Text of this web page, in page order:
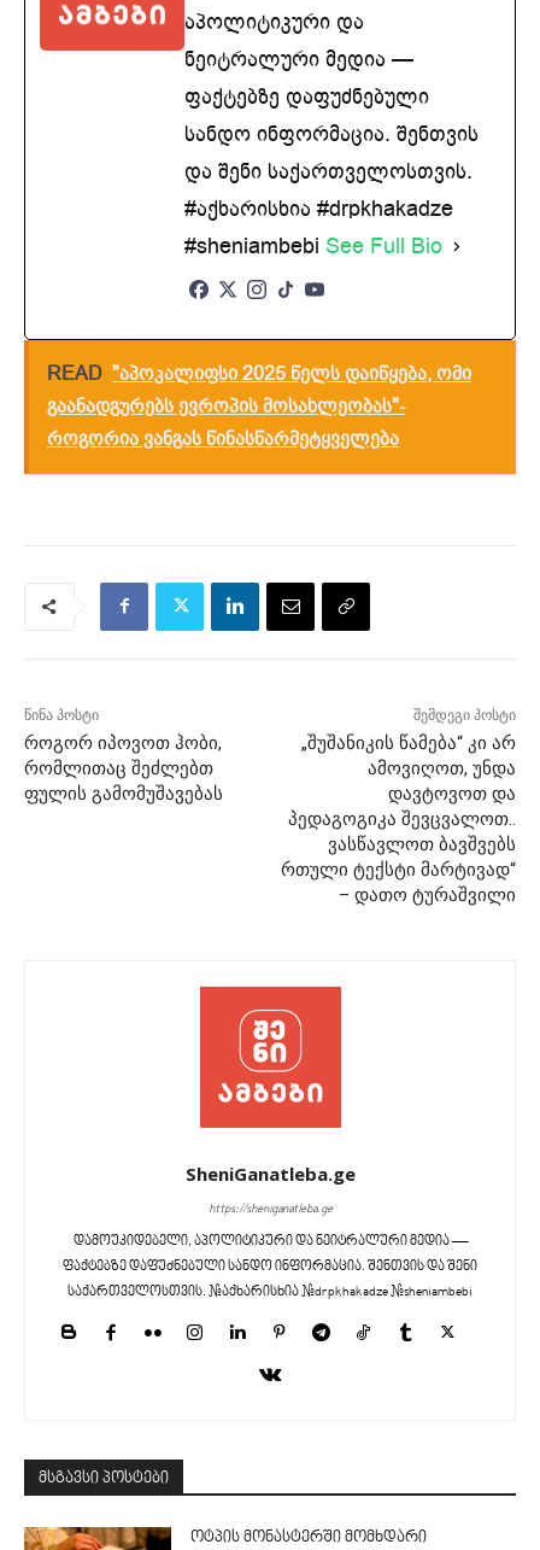
აპოლიტიკური და
ნეიტრალური მედია —
ფაქტებზე დაფუძნებული
სანდო ინფორმაცია. შენთვის
და შენი საქართველოსთვის.
#აქხარისხია #drpkhakadze
#sheniambebi See Full Bio
READ "აპოკალიფსი 2025 წელს დაიწყება, ომი
გაანადგურებს ევროპის მოსახლეობას"-
როგორია ვანგას წინასწარმეტყველება
წინა პოსტი
როგორ იპოვოთ ჰობი,
რომლითაც შეძლებთ
ფულის გამომუშავებას
შემდეგი პოსტი
„შუშანიკის წამება“ კი არ
ამოვიღოთ, უნდა
დავტოვოთ და
პედაგოგიკა შევცვალოთ..
ვასწავლოთ ბავშვებს
რთული ტექსტი მარტივად“
– დათო ტურაშვილი
SheniGanatleba.ge
https://sheniganatleba.ge
დამოუკიდებელი, აპოლიტიკური და ნეიტრალური მედია —
ფაქტებზე დაფუძნებული სანდო ინფორმაცია. შენთვის და შენი
საქართველოსთვის. #აქხარისხია #drpkhakadze #sheniambebi
მსგავსი პოსტები
ოტპის მონასტერში მომხდარი